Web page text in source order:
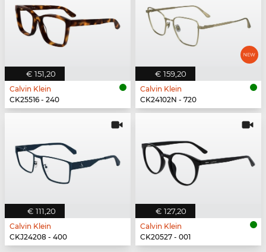
€ 151,20
Calvin Klein
CK25516 - 240
€ 159,20
Calvin Klein
CK24102N - 720
€ 111,20
Calvin Klein
CKJ24208 - 400
€ 127,20
Calvin Klein
CK20527 - 001